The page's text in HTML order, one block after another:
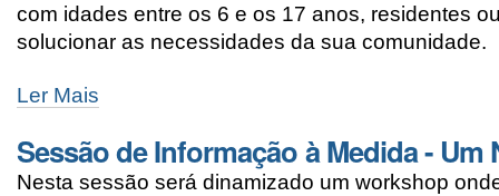
com idades entre os 6 e os 17 anos, residentes
solucionar as necessidades da sua comunidade.
Ler Mais
Sessão de Informação à Medida -
Nesta sessão será dinamizado um workshop